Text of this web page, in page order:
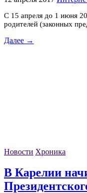
С 15 апреля до 1 июня
родителей (законных
Далее →
Новости Хроника
В Карелии